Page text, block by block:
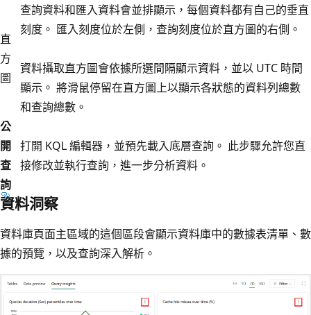
直
方
圖
查詢資料和匯入資料會並排顯示，每個資料都有自己的垂直
刻度。 匯入刻度位於左側，查詢刻度位於直方圖的右側。
資料攝取直方圖會依據所選間隔顯示資料，並以 UTC 時間
顯示。 將滑鼠停留在直方圖上以顯示各狀態的資料列總數
和查詢總數。
公
開
查
詢
打開 KQL 編輯器，並預先載入底層查詢。 此步驟允許您直
接修改並執行查詢，進一步分析資料。
資料洞察
資料庫頁面主區域的這個區段會顯示資料庫中的數據表清單、數
據的預覽，以及查詢深入解析。